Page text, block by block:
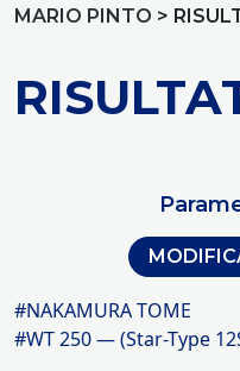
MARIO PINTO >
#NAKAMURA TOME
#WT 250 — (Star-Type